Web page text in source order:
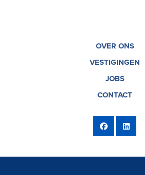
OVER ONS
VESTIGINGEN
JOBS
CONTACT